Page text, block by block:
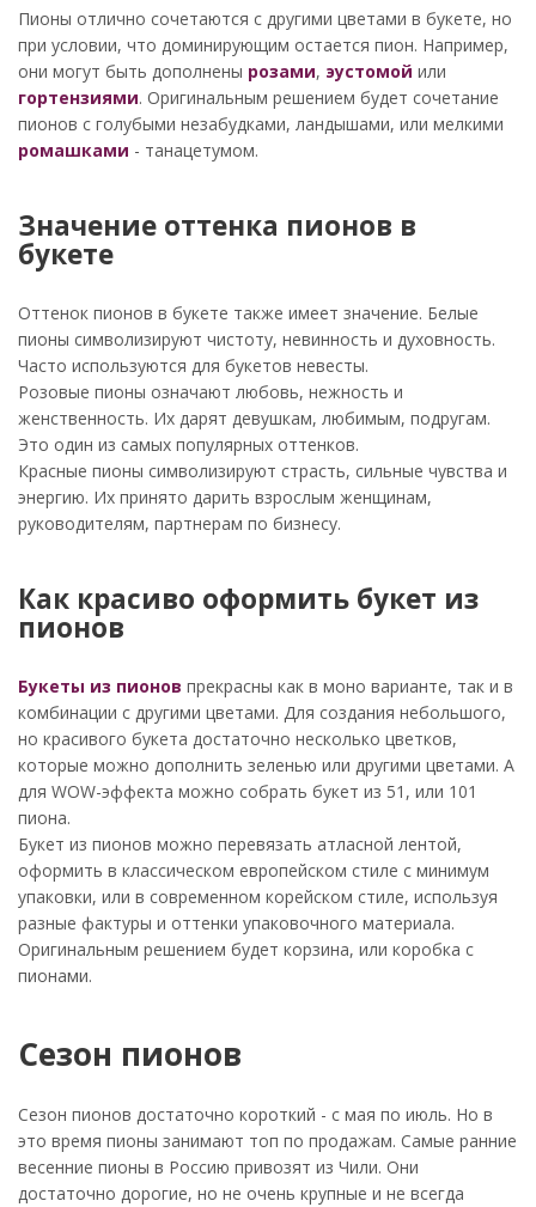
Пионы отлично сочетаются с другими цветами в букете, но
при условии, что доминирующим остается пион. Например,
они могут быть дополнены розами, эустомой или
гортензиями. Оригинальным решением будет сочетание
пионов с голубыми незабудками, ландышами, или мелкими
ромашками - танацетумом.
Значение оттенка пионов в
букете
Оттенок пионов в букете также имеет значение. Белые
пионы символизируют чистоту, невинность и духовность.
Часто используются для букетов невесты.
Розовые пионы означают любовь, нежность и
женственность. Их дарят девушкам, любимым, подругам.
Это один из самых популярных оттенков.
Красные пионы символизируют страсть, сильные чувства и
энергию. Их принято дарить взрослым женщинам,
руководителям, партнерам по бизнесу.
Как красиво оформить букет из
пионов
Букеты из пионов прекрасны как в моно варианте, так и в
комбинации с другими цветами. Для создания небольшого,
но красивого букета достаточно несколько цветков,
которые можно дополнить зеленью или другими цветами. А
для WOW-эффекта можно собрать букет из 51, или 101
пиона.
Букет из пионов можно перевязать атласной лентой,
оформить в классическом европейском стиле с минимум
упаковки, или в современном корейском стиле, используя
разные фактуры и оттенки упаковочного материала.
Оригинальным решением будет корзина, или коробка с
пионами.
Сезон пионов
Сезон пионов достаточно короткий - с мая по июль. Но в
это время пионы занимают топ по продажам. Самые ранние
весенние пионы в Россию привозят из Чили. Они
достаточно дорогие, но не очень крупные и не всегда